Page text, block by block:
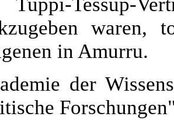
Teššup-
waren,
in Amurru.
der